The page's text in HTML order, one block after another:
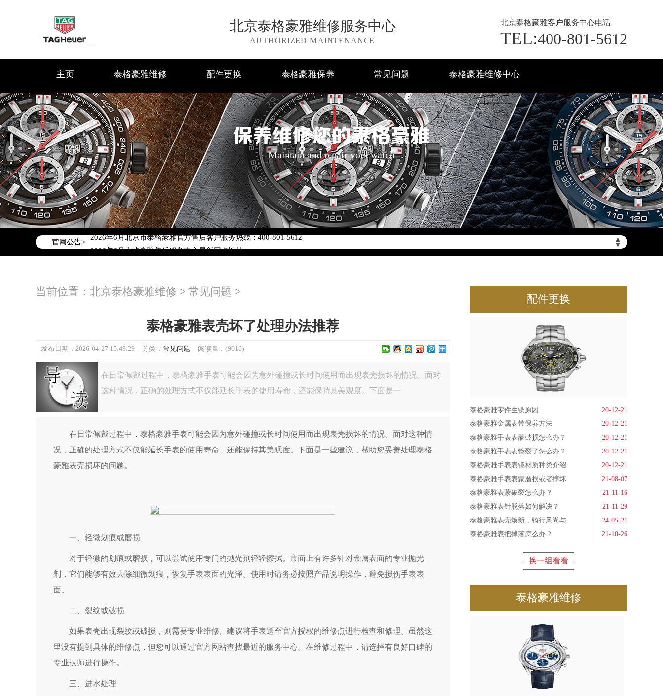
北京泰格豪雅维修服务中心
AUTHORIZED MAINTENANCE
北京泰格豪雅客户服务中心电话
TEL:400-801-5612
主页 泰格豪雅维修 配件更换 泰格豪雅保养 常见问题 泰格豪雅维修中心
保养维修您的泰格豪雅
Maintain and repair your watch
官网公告> ▲
▼
2026年6月泰格豪雅北京市售后服务网络优化升级公告
2026年6月北京市泰格豪雅官方售后客户服务热线：400-801-5612
2026年6月泰格豪雅售后服务中心最新网点地址：
北京市朝阳区建国门外大街甲6号华熙国际中心D座11层1102室泰格豪雅售后服务中心（需提前预约）
节假日正常营业！
当前位置： 北京泰格豪雅维修 > 常见问题 >
泰格豪雅表壳坏了处理办法推荐
发布日期：2026-04-27 15:49:29 分类： 常见问题 阅读量：(9018)
在日常佩戴过程中，泰格豪雅手表可能会因为意外碰撞或长时间使用而出现表壳损坏的情况。面对
这种情况，正确的处理方式不仅能延长手表的使用寿命，还能保持其美观度。下面是一
在日常佩戴过程中，泰格豪雅手表可能会因为意外碰撞或长时间使用而出现表壳损坏的情况。面对这种情
况，正确的处理方式不仅能延长手表的使用寿命，还能保持其美观度。下面是一些建议，帮助您妥善处理泰格
豪雅表壳损坏的问题。
一、轻微划痕或磨损
对于轻微的划痕或磨损，可以尝试使用专门的抛光剂轻轻擦拭。市面上有许多针对金属表面的专业抛光
剂，它们能够有效去除细微划痕，恢复手表表面的光泽。使用时请务必按照产品说明操作，避免损伤手表表
面。
二、裂纹或破损
如果表壳出现裂纹或破损，则需要专业维修。建议将手表送至官方授权的维修点进行检查和修理。虽然这
里没有提到具体的维修点，但您可以通过官方网站查找最近的服务中心。在维修过程中，请选择有良好口碑的
专业技师进行操作。
三、进水处理
配件更换
泰格豪雅零件生锈原因
20-12-21
泰格豪雅金属表带保养方法
20-12-21
泰格豪雅手表表蒙破损怎么办？
20-12-21
泰格豪雅手表表镜裂了怎么办？
20-12-21
泰格豪雅手表表镜材质种类介绍
20-12-21
泰格豪雅手表表蒙磨损或者摔坏
21-08-07
泰格豪雅表蒙破裂怎么办？
21-11-16
泰格豪雅表针脱落如何解决？
21-11-29
泰格豪雅表壳焕新，骑行风尚与
24-05-21
泰格豪雅表把掉落怎么办？
21-10-26
换一组看看
泰格豪雅维修